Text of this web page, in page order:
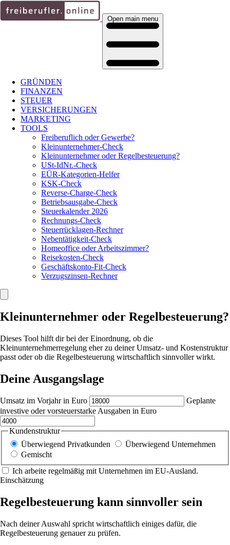
Open main menu
GRÜNDEN
FINANZEN
STEUER
VERSICHERUNGEN
MARKETING
TOOLS
Freiberuflich oder Gewerbe?
Kleinunternehmer-Check
Kleinunternehmer oder Regelbesteuerung?
USt-IdNr.-Check
EÜR-Kategorien-Helfer
KSK-Check
Reverse-Charge-Check
Betriebsausgabe-Check
Steuerkalender 2026
Rechnungs-Check
Steuerrücklagen-Rechner
Nebentätigkeit-Check
Homeoffice oder Arbeitszimmer?
Reisekosten-Check
Geschäftskonto-Fit-Check
Verzugszinsen-Rechner
Kleinunternehmer oder Regelbesteuerung?
Dieses Tool hilft dir bei der Einordnung, ob die
Kleinunternehmerregelung eher zu deiner Umsatz- und Kostenstruktur
passt oder ob die Regelbesteuerung wirtschaftlich sinnvoller wirkt.
Deine Ausgangslage
Umsatz im Vorjahr in Euro
Geplante
investive oder vorsteuerstarke Ausgaben in Euro
Kundenstruktur
Überwiegend Privatkunden
Überwiegend Unternehmen
Gemischt
Ich arbeite regelmäßig mit Unternehmen im EU-Ausland.
Einschätzung
Regelbesteuerung kann sinnvoller sein
Nach deiner Auswahl spricht wirtschaftlich einiges dafür, die
Regelbesteuerung genauer zu prüfen.